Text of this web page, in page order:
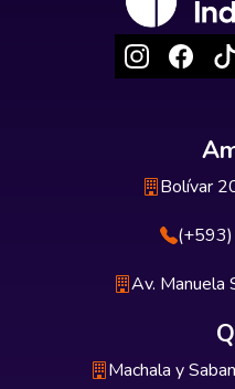
Bolívar
Av. Manuela
Machala y